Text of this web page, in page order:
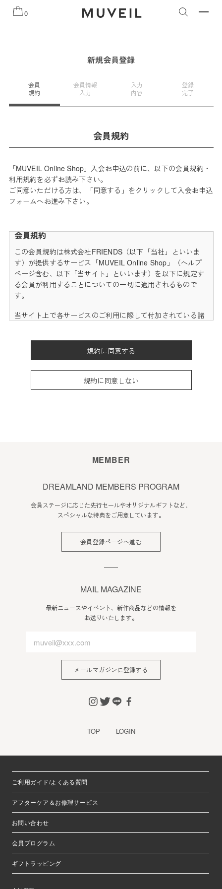
らせ 2026 AUTUMN WINTER COLLECTION 2026
0
新規会員登録
会員
規約
会員情報
入力
入力
内容
登録
完了
会員規約
「MUVEIL Online Shop」入会お申込の前に、以下の会員規約・
利用規約を必ずお読み下さい。
ご同意いただける方は、「同意する」をクリックして入会お申込
フォームへお進み下さい。
会員規約
この会員規約は株式会社FRIENDS（以下「当社」といいま
す）が提供するサービス「MUVEIL Online Shop」（ヘルプ
ページ含む、以下「当サイト」といいます）を以下に規定す
る会員が利用することについての一切に適用されるもので
す。
当サイト上で各サービスのご利用に際して付加されている諸
イトとリンクするサービスについては、当サイトのサポート
範囲外となる為、各リンク先の規約に従うものとします）
本規約の変更にご注意下さい
1. 当社は、会員の了承を得ることなく本規約を随時変更する
通知したものとみなします。
当サイトにおいてのご購入には会員登録が必要になります。
びパスワードが必要になります。
会員のみなさまから提供された個人情報
当サイトを利用するにあたって、会員の住所、電話番号、購
すが、当社はその個人情報を適切かつ確実に管理するものと
会員登録の申し込みを当社が受けた際、架空の人物を登録し
また一度承認した会員であっても前述のいずれかであること
が判明した場合は、ただちに承認を取り消させていただきま
す。
個人利用以外に転用、商用することを禁止します
当サイトを利用する会員は当サイトに掲載されているいかな
る情報もコピー、又は他へ転用することを禁止いたします。
掲載内容について
当社が提供する当サイトの掲載内容、営業内容は会員への通
規約に同意しない
規約に同意する
MEMBER
DREAMLAND MEMBERS PROGRAM
会員ステージに応じた先行セールやオリジナルギフトなど、
スペシャルな特典をご用意しています。
会員登録ページへ進む
MAIL MAGAZINE
最新ニュースやイベント、新作商品などの情報を
お送りいたします。
メールマガジンに登録する
TOP LOGIN
ご利用ガイド/よくある質問
アフターケア＆お修理サービス
お問い合わせ
会員プログラム
ギフトラッピング